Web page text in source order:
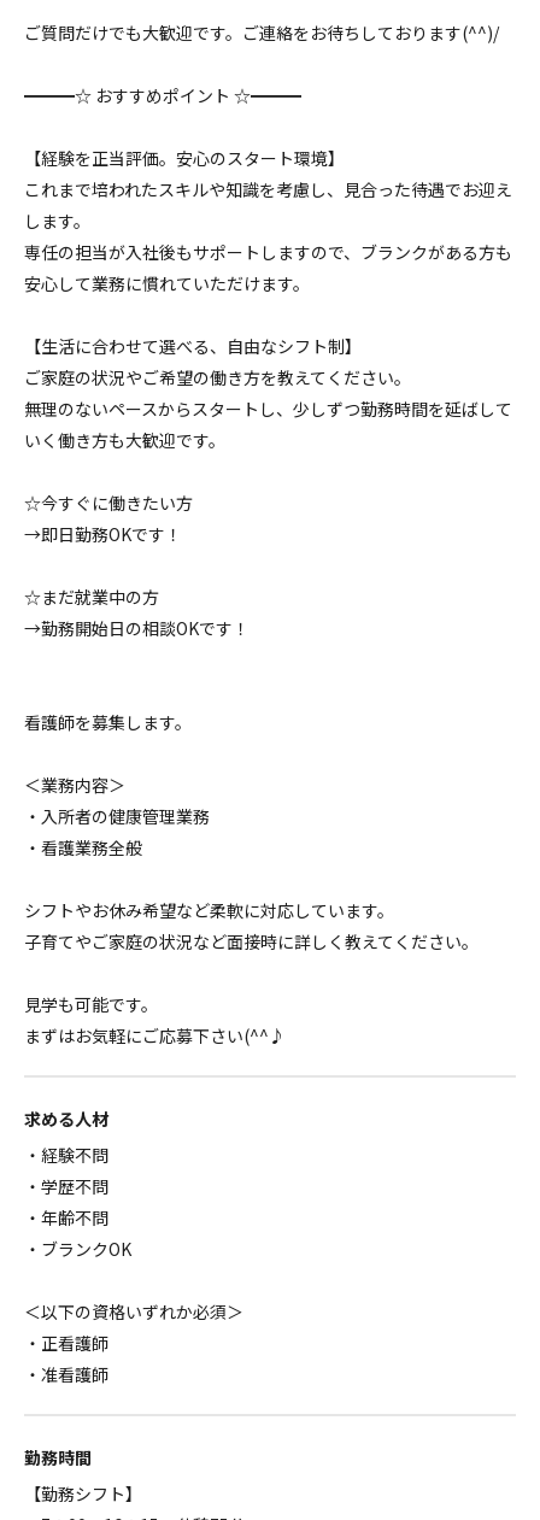
ご質問だけでも大歓迎です。ご連絡をお待ちしております(^^)/
━━━☆ おすすめポイント ☆━━━
【経験を正当評価。安心のスタート環境】
これまで培われたスキルや知識を考慮し、見合った待遇でお迎え
します。
専任の担当が入社後もサポートしますので、ブランクがある方も
安心して業務に慣れていただけます。
【生活に合わせて選べる、自由なシフト制】
ご家庭の状況やご希望の働き方を教えてください。
無理のないペースからスタートし、少しずつ勤務時間を延ばして
いく働き方も大歓迎です。
☆今すぐに働きたい方
→即日勤務OKです！
☆まだ就業中の方
→勤務開始日の相談OKです！
看護師を募集します。
＜業務内容＞
・入所者の健康管理業務
・看護業務全般
シフトやお休み希望など柔軟に対応しています。
子育てやご家庭の状況など面接時に詳しく教えてください。
見学も可能です。
まずはお気軽にご応募下さい(^^♪
求める人材
・経験不問
・学歴不問
・年齢不問
・ブランクOK
＜以下の資格いずれか必須＞
・正看護師
・准看護師
勤務時間
【勤務シフト】